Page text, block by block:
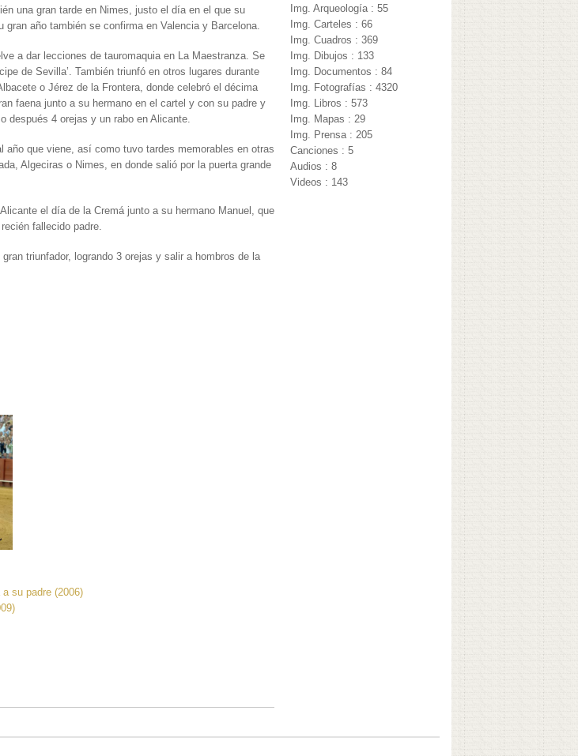
una gran tarde en Nimes, justo el día en el que su
gran año también se confirma en Valencia y Barcelona.
a dar lecciones de tauromaquia en La Maestranza. Se
de Sevilla’. También triunfó en otros lugares durante
o Jérez de la Frontera, donde celebró el décima
faena junto a su hermano en el cartel y con su padre y
después 4 orejas y un rabo en Alicante.
año que viene, así como tuvo tardes memorables en otras
Algeciras o Nimes, en donde salió por la puerta grande
el día de la Cremá junto a su hermano Manuel, que
fallecido padre.
triunfador, logrando 3 orejas y salir a hombros de la
su padre (2006)
Img. Arqueología : 55
Img. Carteles : 66
Img. Cuadros : 369
Img. Dibujos : 133
Img. Documentos : 84
Img. Fotografías : 4320
Img. Libros : 573
Img. Mapas : 29
Img. Prensa : 205
Canciones : 5
Audios : 8
Videos : 143